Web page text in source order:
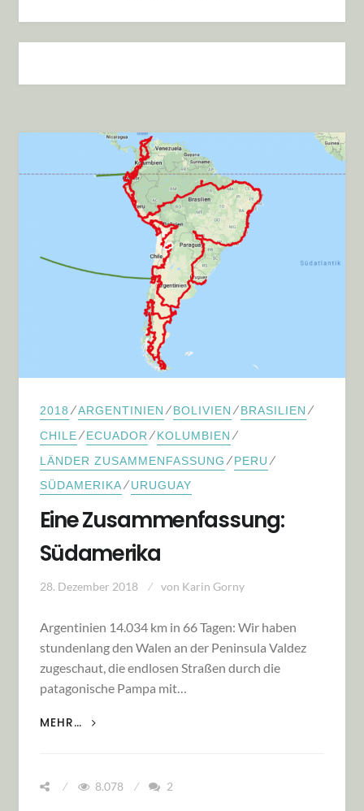
2018 ⁄ARGENTINIEN ⁄BOLIVIEN ⁄BRASILIEN ⁄
CHILE⁄ECUADOR ⁄KOLUMBIEN ⁄
LÄNDER ZUSAMMENFASSUNG ⁄PERU ⁄
SÜDAMERIKA⁄URUGUAY
Eine Zusammenfassung:
Südamerika
28. Dezember 2018 von Karin Gorny
Argentinien 14.034 km in 66 Tagen: Wir haben
stundenlang den Walen an der Peninsula Valdez
zugeschaut, die endlosen Straßen durch die
patagonische Pampa mit…
MEHR… EINE ZUSAMMENFASSUNG: SÜDAMERIKA
8.078 2